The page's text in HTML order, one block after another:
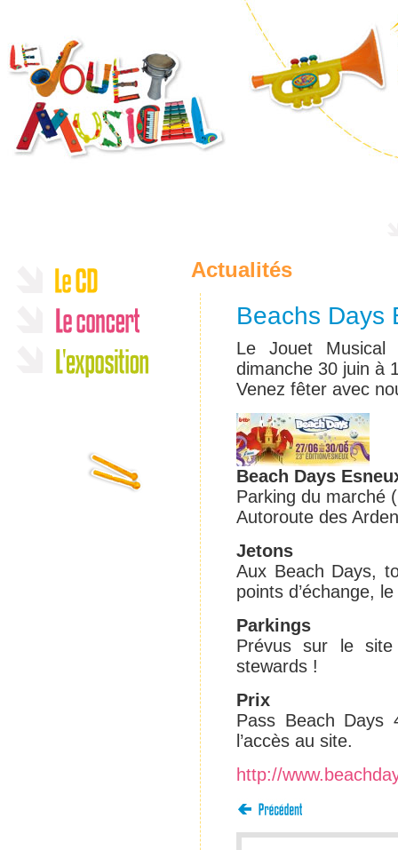
Actualités
Beachs Days
Le Jouet
dimanche 30 juin à
Venez fêter avec
Beach Days
Parking du marché
Autoroute des
Jetons
Aux Beach Days,
points d’échange,
Parkings
Prévus sur le
stewards !
Prix
Pass Beach Days
l’accès au site.
http://